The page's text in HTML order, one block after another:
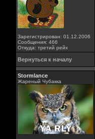
Зарегистрирован: 01.12.2006
Сообщения: 466
Откуда: третий рейх
Вернуться к началу
Stormlance
Жареный Чубакка